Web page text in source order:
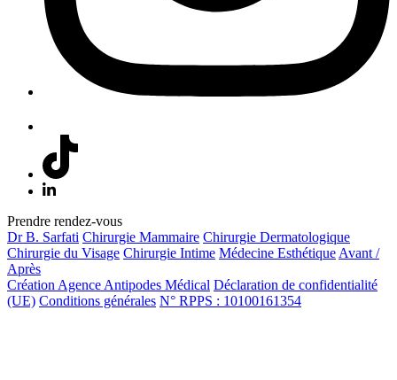
Prendre rendez-vous
Dr B. Sarfati Chirurgie Mammaire Chirurgie Dermatologique
Chirurgie du Visage Chirurgie Intime Médecine Esthétique Avant /
Après
Création Agence Antipodes Médical Déclaration de confidentialité
(UE) Conditions générales N° RPPS : 10100161354